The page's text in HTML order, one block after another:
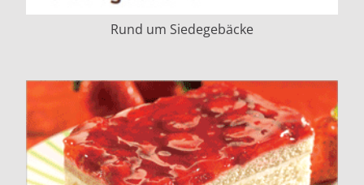
Rund um Siedegebäcke